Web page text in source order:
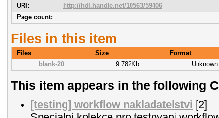
URI:
http://hdl.handle.net/10563/59406
Page count:
Files in this item
Files Size
Format
blank-20
9.782Kb Unknown
This item appears in the following
[testing] workflow nakladatelstvi [2]